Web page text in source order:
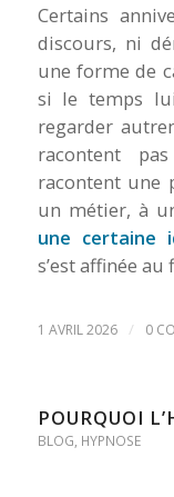
Certains
discours, ni
une forme de
si le temps
regarder
racontent
racontent une
un métier, à
une certaine
s’est affinée
1 AVRIL 2026 / 0
POURQUOI
BLOG, HYPNOSE